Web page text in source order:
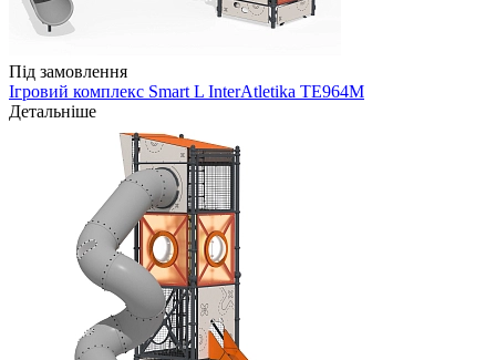
Під замовлення
Ігровий комплекс Smart L InterAtletika TE964M
Детальніше